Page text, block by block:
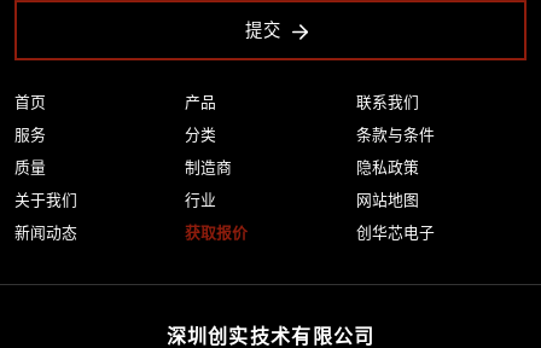
首页
服务
质量
关于我们
新闻动态
产品
分类
制造商
行业
获取报价
联系我们
条款与条件
隐私政策
网站地图
创华芯电子
提交
深圳创实技术有限公司